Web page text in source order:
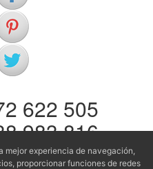
622 505
983 816
mejor experiencia de navegación,
proporcionar funciones de redes